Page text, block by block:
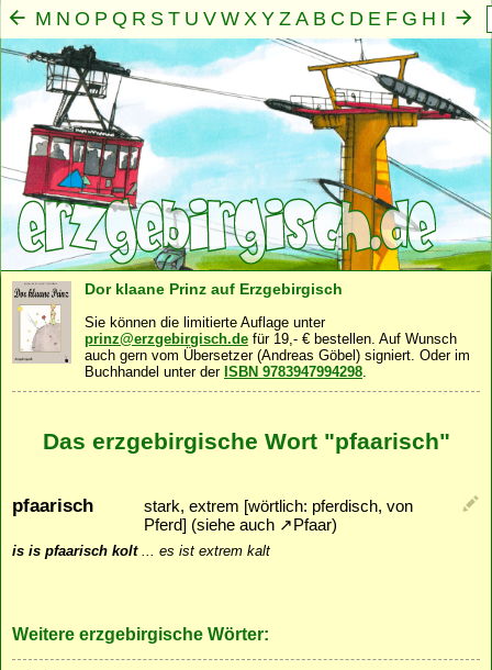
M N O P Q R S T U V W X Y Z A B C D E F G H I
J K L
Mensch·Seele·Geist · Gemeinschaft·
Dor klaane Prinz auf Erzgebirgisch
Sie können die limitierte Auflage unter
prinz@erzgebirgisch.de für 19,- € bestellen. Auf Wunsch
auch gern vom Übersetzer (Andreas Göbel) signiert. Oder im
Buchhandel unter der ISBN 9783947994298.
Das erzgebirgische Wort "pfaarisch"
pfaarisch
stark, extrem [wörtlich: pferdisch, von
Pferd] (siehe auch ↗ Pfaar)
is is pfaarisch kolt... es ist extrem kalt
Weitere erzgebirgische Wörter: